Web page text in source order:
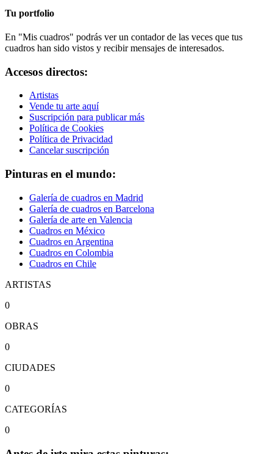
Tu portfolio
En "Mis cuadros" podrás ver un contador de las veces que tus
cuadros han sido vistos y recibir mensajes de interesados.
Accesos directos:
Artistas
Vende tu arte aquí
Suscripción para publicar más
Política de Cookies
Política de Privacidad
Cancelar suscripción
Pinturas en el mundo:
Galería de cuadros en Madrid
Galería de cuadros en Barcelona
Galería de arte en Valencia
Cuadros en México
Cuadros en Argentina
Cuadros en Colombia
Cuadros en Chile
ARTISTAS
0
OBRAS
0
CIUDADES
0
CATEGORÍAS
0